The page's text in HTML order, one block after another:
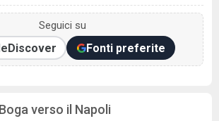
Seguici su
Discover Fonti preferite
verso il Napoli